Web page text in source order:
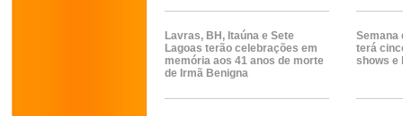
Lavras, BH, Itaúna e Sete
Lagoas terão celebrações em
memória aos 41 anos de morte
de Irmã Benigna
Semana
terá
shows e